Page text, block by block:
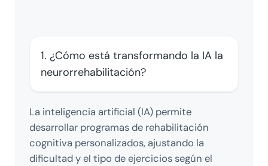
1. ¿Cómo está transformando la IA la
neurorrehabilitación?
La inteligencia artificial (IA) permite
desarrollar programas de rehabilitación
cognitiva personalizados, ajustando la
dificultad y el tipo de ejercicios según el